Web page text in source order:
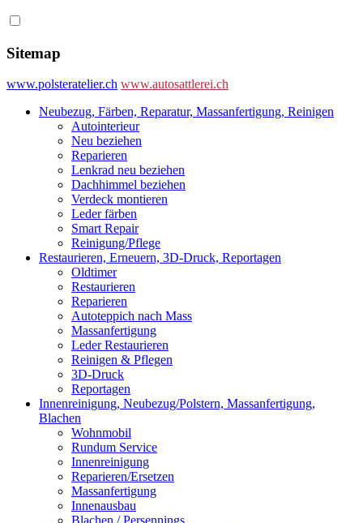
Sitemap
www.polsteratelier.ch www.autosattlerei.ch
Neubezug, Färben, Reparatur, Massanfertigung, Reinigen
Autointerieur
Neu beziehen
Reparieren
Lenkrad neu beziehen
Dachhimmel beziehen
Verdeck montieren
Leder färben
Smart Repair
Reinigung/Pflege
Restaurieren, Erneuern, 3D-Druck, Reportagen
Oldtimer
Restaurieren
Reparieren
Autoteppich nach Mass
Massanfertigung
Leder Restaurieren
Reinigen & Pflegen
3D-Druck
Reportagen
Innenreinigung, Neubezug/Polstern, Massanfertigung,
Blachen
Wohnmobil
Rundum Service
Innenreinigung
Reparieren/Ersetzen
Massanfertigung
Innenausbau